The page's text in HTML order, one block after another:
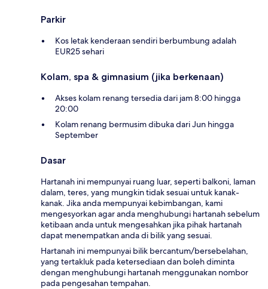
Parkir
Kos letak kenderaan sendiri berbumbung adalah
EUR25 sehari
Kolam, spa & gimnasium (jika berkenaan)
Akses kolam renang tersedia dari jam 8:00 hingga
20:00
Kolam renang bermusim dibuka dari Jun hingga
September
Dasar
Hartanah ini mempunyai ruang luar, seperti balkoni, laman
dalam, teres, yang mungkin tidak sesuai untuk kanak-
kanak. Jika anda mempunyai kebimbangan, kami
mengesyorkan agar anda menghubungi hartanah sebelum
ketibaan anda untuk mengesahkan jika pihak hartanah
dapat menempatkan anda di bilik yang sesuai.
Hartanah ini mempunyai bilik bercantum/bersebelahan,
yang tertakluk pada ketersediaan dan boleh diminta
dengan menghubungi hartanah menggunakan nombor
pada pengesahan tempahan.